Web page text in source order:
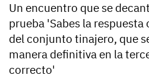
Un encuentro que se
prueba 'Sabes la respuesta
del conjunto tinajero, que
manera definitiva en la
correcto'